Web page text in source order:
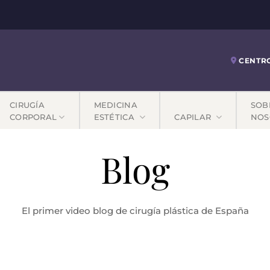
CIRUGÍA
CORPORAL
MEDICINA
ESTÉTICA
CAPILAR
Blog
El primer video blog de cirugía plástica de España